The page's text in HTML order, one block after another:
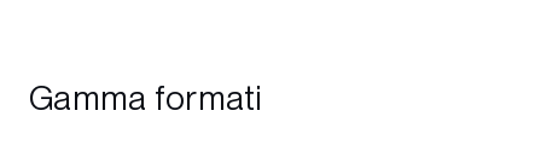
Gamma formati